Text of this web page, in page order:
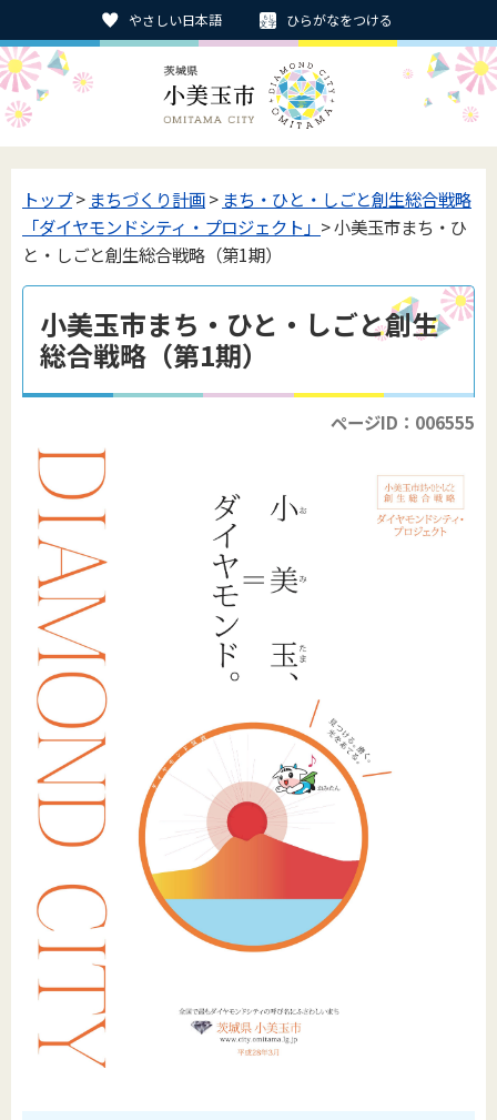
やさしい日本語 ひらがなをつける
トップ> まちづくり計画> まち・ひと・しごと創生総合戦略
「ダイヤモンドシティ・プロジェクト」 > 小美玉市まち・ひ
と・しごと創生総合戦略（第1期）
小美玉市まち・ひと・しごと創生
総合戦略（第1期）
ページID：006555